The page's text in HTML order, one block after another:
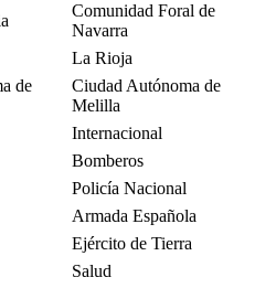
Comunidad Foral de
Navarra
La Rioja
de
Ciudad Autónoma de
Melilla
Internacional
Bomberos
Policía Nacional
Armada Española
Ejército de Tierra
Salud